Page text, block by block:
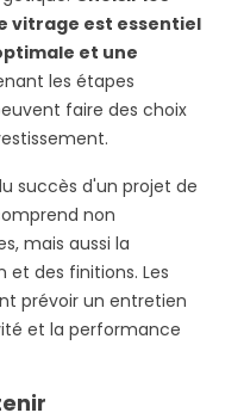
ses fenêtres ?
pour choisir
habitation ?
isolation lors de
?
les inconvénients
disponibles sur
vitrage est essentiel
et une
les étapes
faire des choix
succès d'un projet de
non
mais aussi la
des finitions. Les
prévoir un entretien
et la performance